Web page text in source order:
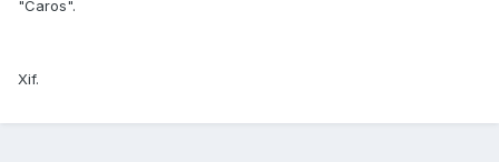
"Caros".
Xif.